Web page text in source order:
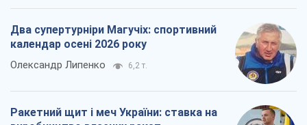
Два супертурніри Магучіх: спортивний
календар осені 2026 року
Олександр Липенко 6,2 т.
Ракетний щит і меч України: ставка на